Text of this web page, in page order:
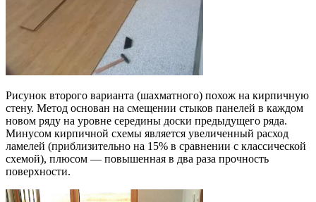
Рисунок второго варианта (шахматного) похож на кирпичную
стену. Метод основан на смещении стыков панелей в каждом
новом ряду на уровне середины доски предыдущего ряда.
Минусом кирпичной схемы является увеличенный расход
ламелей (приблизительно на 15% в сравнении с классической
схемой), плюсом — повышенная в два раза прочность
поверхности.